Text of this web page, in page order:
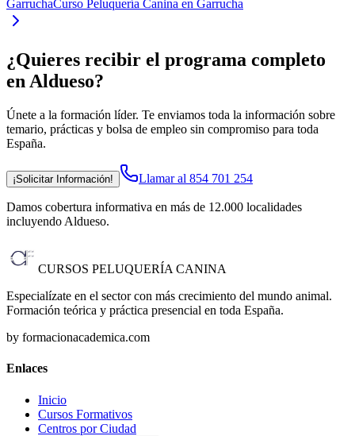
GarruchaCurso Peluquería Canina en Garrucha
¿Quieres recibir el programa completo
en Aldueso?
Únete a la formación líder. Te enviamos toda la información sobre
temario, prácticas y bolsa de empleo sin compromiso para toda
España.
¡Solicitar Información! Llamar al 854 701 254
Damos cobertura informativa en más de 12.000 localidades
incluyendo Aldueso.
CURSOS PELUQUERÍA CANINA
Especialízate en el sector con más crecimiento del mundo animal.
Formación teórica y práctica presencial en toda España.
by formacionacademica.com
Enlaces
Inicio
Cursos Formativos
Centros por Ciudad